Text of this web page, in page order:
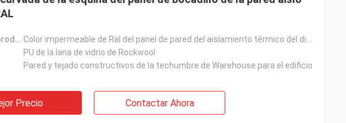
Nombre de producto:
PU de la lana de vidrio de Rockwool
Pared y tejado constructivos de la techumbre de Warehouse para el edificio
Precio Contactar Ahora